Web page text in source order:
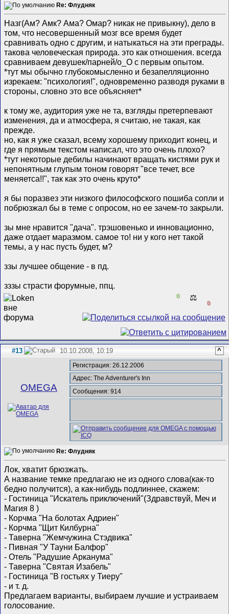
Re: Флудняк
Назг(Ам? Амк? Ама? Омар? никак не привыкну), дело в
том, что несовершенный мозг все время будет
сравнивать одно с другим, и натыкаться на эти преграды.
такова человеческая природа. это как отношения. всегда
сравниваем девушек/парней/о_О с первым опытом.
*тут мы обычно глубокомысленно и безапелляционно
изрекаем: "психология!", одновременно разводя руками в
стороны, словно это все объясняет*
к тому же, аудитория уже не та, взгляды претерпевают
изменения, да и атмосфера, я считаю, не такая, как
прежде.
но, как я уже сказал, всему хорошему приходит конец, и
где я прямым текстом написал, что это очень плохо?
*тут некоторые дебилы начинают вращать кистями рук и
непонятным глупым тоном говорят "все течет, все
меняетса!!", так как это очень круто*
я бы поразвез эти низкого философского пошиба сопли и
побрюзжал бы в теме с опросом, но ее зачем-то закрыли.
зы мне нравится "дача". трэшовенько и инновационно,
даже отдает маразмом. самое то! ни у кого нет такой
темы, а у нас пусть будет, м?
ззы лучшее общение - в пд.
зззы страсти форумные, ппц.
0 ⚖️
0
#13 10.10.2008, 10:19 ^
ОMEGA
Регистрация: 26.12.2006
Адрес: The Adventurer's Inn
Сообщения: 914
Re: Флудняк
Лок, хватит брюзжать.
А название темке предлагаю не из одного слова(как-то
бедно получится), а как-нибудь подлиннее, скажем:
- Гостиница "Искатель приключений"(Здравствуй, Меч и
Магия 8)
- Корчма "На болотах Адриен"
- Корчма "Щит Килбурна"
- Таверна "Жемчужина Стэдвика"
- Пивная "У Тауни Балфор"
- Отель "Радушие Арканума"
- Таверна "Святая Изабель"
- Гостиница "В гостьях у Тиеру"
- и т. д.
Предлагаем варианты, выбираем лучшие и устраиваем
голосование.